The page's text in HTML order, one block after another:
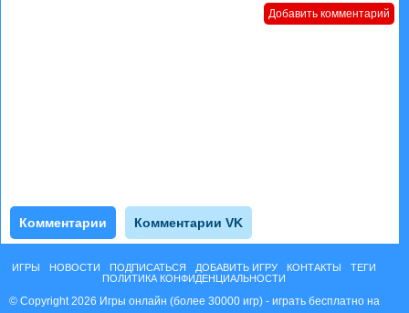
Комментарии Комментарии VK
ИГРЫ НОВОСТИ ПОДПИСАТЬСЯ ДОБАВИТЬ ИГРУ КОНТАКТЫ
ТЕГИ
ПОЛИТИКА КОНФИДЕНЦИАЛЬНОСТИ
© Copyright 2026 Игры онлайн (более 30000 игр) - играть бесплатно на